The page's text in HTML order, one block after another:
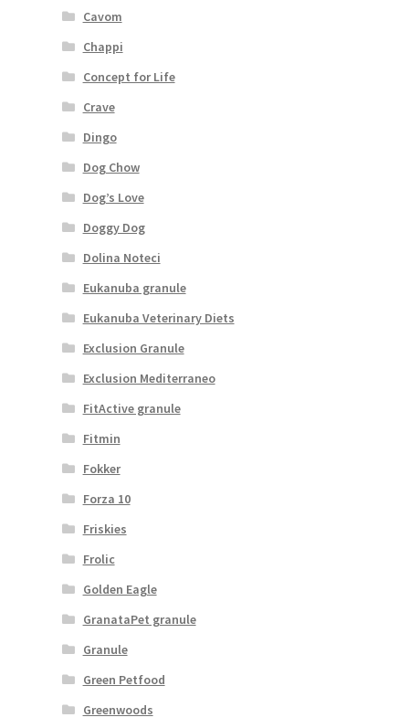
Cavom
Chappi
Concept for Life
Crave
Dingo
Dog Chow
Dog’s Love
Doggy Dog
Dolina Noteci
Eukanuba granule
Eukanuba Veterinary Diets
Exclusion Granule
Exclusion Mediterraneo
FitActive granule
Fitmin
Fokker
Forza 10
Friskies
Frolic
Golden Eagle
GranataPet granule
Granule
Green Petfood
Greenwoods